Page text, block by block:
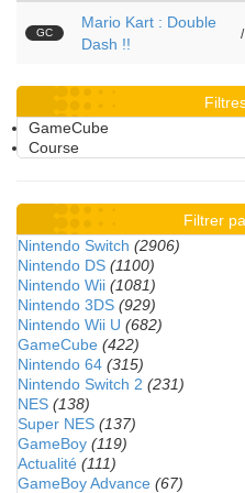
GC
Mario Kart : Double
Dash !!
/
GameCube
Course
Filtrer
Nintendo Switch (2906)
Nintendo DS (1100)
Nintendo Wii (1081)
Nintendo 3DS (929)
Nintendo Wii U (682)
GameCube (422)
Nintendo 64 (315)
Nintendo Switch 2 (231)
NES (138)
Super NES (137)
GameBoy (119)
Actualité (111)
GameBoy Advance (67)